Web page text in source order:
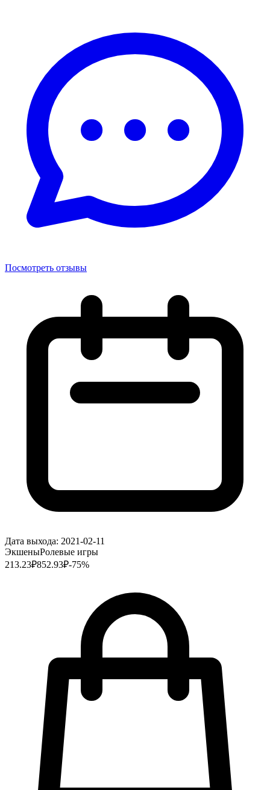
Посмотреть отзывы
Дата выхода: 2021-02-11
ЭкшеныРолевые игры
213.23₽852.93₽-75%